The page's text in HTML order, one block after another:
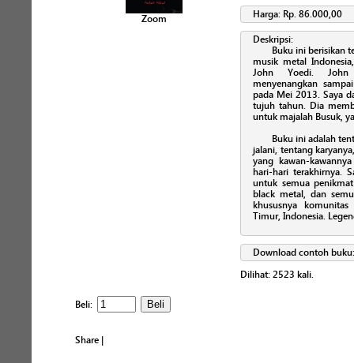
Zoom Harga: Rp. 86.000,00
Deskripsi:
Buku ini berisikan
musik metal
John Yoedi. John
menyenangkan
pada Mei 2013. Saya
tujuh tahun. Dia
untuk majalah Busuk,
Buku ini adalah
jalani, tentang
yang kawan-
hari-hari terakhirnya.
untuk semua
black metal, dan
khususnya
Timur, Indonesia.
Download contoh
Dilihat: 2523 kali.
Beli:
Share |